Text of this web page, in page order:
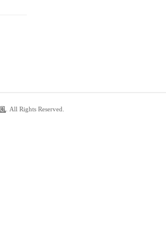
. All Rights Reserved.